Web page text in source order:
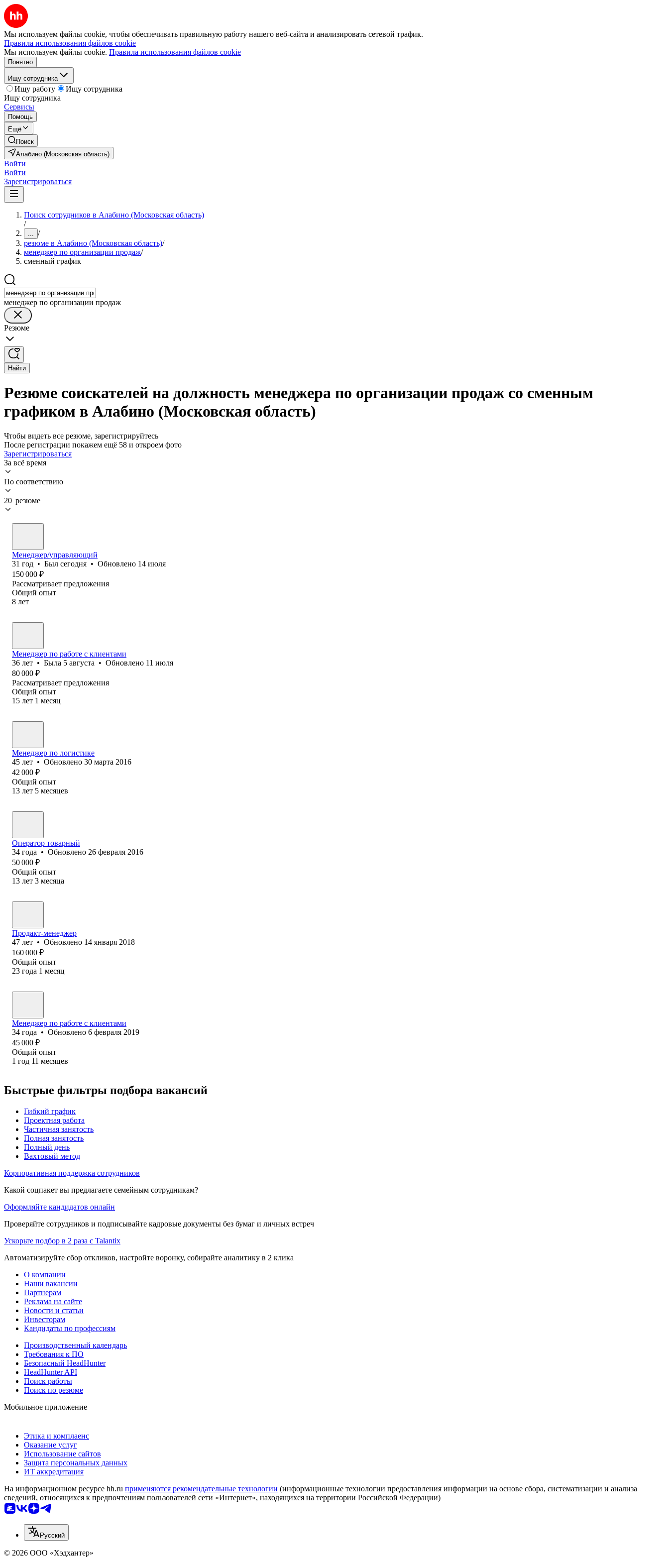
Мы используем файлы cookie, чтобы обеспечивать правильную работу нашего веб-сайта и анализировать сетевой трафик.
Правила использования файлов cookie
Мы используем файлы cookie. Правила использования файлов cookie
Понятно
Ищу сотрудника
Ищу работу
Ищу сотрудника
Ищу сотрудника
Сервисы
Помощь
Ещё
Поиск
Алабино (Московская область)
Войти
Войти
Зарегистрироваться
Поиск сотрудников в Алабино (Московская область)
/
... /
резюме в Алабино (Московская область)/
менеджер по организации продаж/
сменный график
менеджер по организации продаж
Резюме
Найти
Резюме соискателей на должность менеджера по организации продаж со сменным
графиком в Алабино (Московская область)
Чтобы видеть все резюме, зарегистрируйтесь
После регистрации покажем ещё 58 и откроем фото
Зарегистрироваться
За всё время
По соответствию
20 резюме
Менеджер/управляющий
31 год • Был сегодня • Обновлено 14 июля
150 000 ₽
Рассматривает предложения
Общий опыт
8 лет
Менеджер по работе с клиентами
36 лет • Была 5 августа • Обновлено 11 июля
80 000 ₽
Рассматривает предложения
Общий опыт
15 лет 1 месяц
Менеджер по логистике
45 лет • Обновлено 30 марта 2016
42 000 ₽
Общий опыт
13 лет 5 месяцев
Оператор товарный
34 года • Обновлено 26 февраля 2016
50 000 ₽
Общий опыт
13 лет 3 месяца
Продакт-менеджер
47 лет • Обновлено 14 января 2018
160 000 ₽
Общий опыт
23 года 1 месяц
Менеджер по работе с клиентами
34 года • Обновлено 6 февраля 2019
45 000 ₽
Общий опыт
1 год 11 месяцев
Быстрые фильтры подбора вакансий
Гибкий график
Проектная работа
Частичная занятость
Полная занятость
Полный день
Вахтовый метод
Корпоративная поддержка сотрудников
Какой соцпакет вы предлагаете семейным сотрудникам?
Оформляйте кандидатов онлайн
Проверяйте сотрудников и подписывайте кадровые документы без бумаг и личных встреч
Ускорьте подбор в 2 раза с Talantix
Автоматизируйте сбор откликов, настройте воронку, собирайте аналитику в 2 клика
О компании
Наши вакансии
Партнерам
Реклама на сайте
Новости и статьи
Инвесторам
Кандидаты по профессиям
Производственный календарь
Требования к ПО
Безопасный HeadHunter
HeadHunter API
Поиск работы
Поиск по резюме
Мобильное приложение
Этика и комплаенс
Оказание услуг
Использование сайтов
Защита персональных данных
ИТ аккредитация
На информационном ресурсе hh.ru применяются рекомендательные технологии (информационные технологии предоставления информации на основе сбора, систематизации и анализа
сведений, относящихся к предпочтениям пользователей сети «Интернет», находящихся на территории Российской Федерации)
Русский
© 2026 ООО «Хэдхантер»